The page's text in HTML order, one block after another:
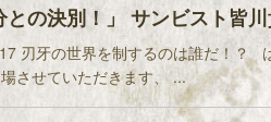
との決別！」 サンビスト皆
牙の世界を制するのは誰だ！？
させていただきます、 ...